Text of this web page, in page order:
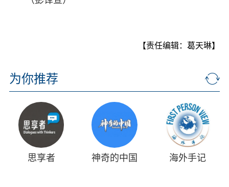
【责任编辑：葛天琳】
为你推荐
思享者 神奇的中国 海外手记